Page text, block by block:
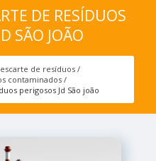
DE RESÍDUOS
SÃO JOÃO
de resíduos
contaminados
perigosos Jd São joão